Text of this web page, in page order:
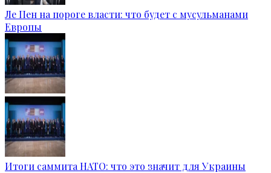
Ле Пен на пороге власти: что будет с мусульманами
Европы
Итоги саммита НАТО: что это значит для Украины